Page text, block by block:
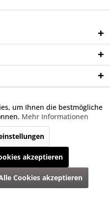
keine Originalteile. Die
zu Vergleichszwecken.
zzgl.Versandkostenund ggf.
nicht anders beschrieben
Aktiv
Inaktiv
Inaktiv
um Ihnen die bestmögliche
Mehr Informationen
akzeptieren
Cookies akzeptieren